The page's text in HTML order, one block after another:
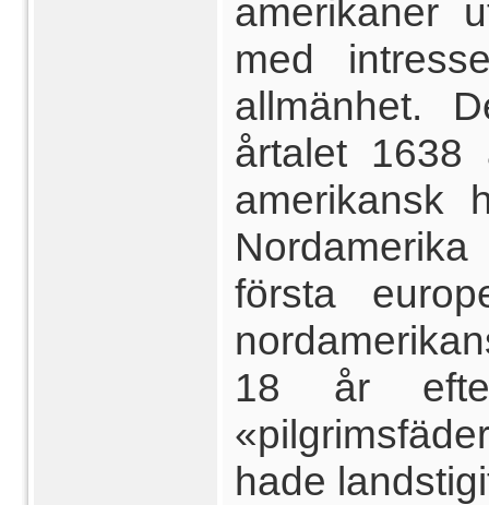
amerikaner
med
allmänhet.
årtalet
amerikansk
första
18 år
hade